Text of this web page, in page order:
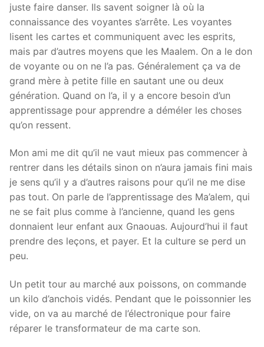
juste faire danser. Ils savent soigner là où la
connaissance des voyantes s’arrête. Les voyantes
lisent les cartes et communiquent avec les esprits,
mais par d’autres moyens que les Maalem. On a le don
de voyante ou on ne l’a pas. Généralement ça va de
grand mère à petite fille en sautant une ou deux
génération. Quand on l’a, il y a encore besoin d’un
apprentissage pour apprendre a déméler les choses
qu’on ressent.
Mon ami me dit qu’il ne vaut mieux pas commencer à
rentrer dans les détails sinon on n’aura jamais fini mais
je sens qu’il y a d’autres raisons pour qu’il ne me dise
pas tout. On parle de l’apprentissage des Ma’alem, qui
ne se fait plus comme à l’ancienne, quand les gens
donnaient leur enfant aux Gnaouas. Aujourd’hui il faut
prendre des leçons, et payer. Et la culture se perd un
peu.
Un petit tour au marché aux poissons, on commande
un kilo d’anchois vidés. Pendant que le poissonnier les
vide, on va au marché de l’électronique pour faire
réparer le transformateur de ma carte son.